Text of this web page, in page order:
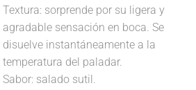
Textura: sorprende por su ligera y
agradable sensación en boca. Se
disuelve instantáneamente a la
temperatura del paladar.
Sabor: salado sutil.